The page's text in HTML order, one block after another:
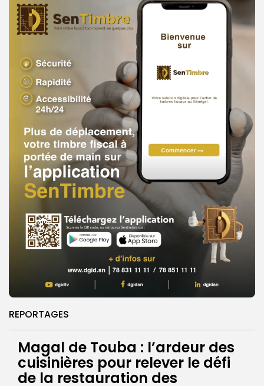
REPORTAGES
Magal de Touba : l’ardeur des
cuisinières pour relever le défi
de la restauration des